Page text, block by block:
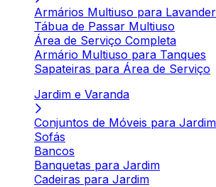
Armários Multiuso para
Tábua de Passar Multiuso
Área de Serviço Completa
Armário Multiuso para Tanques
Sapateiras para Área de Serviço
Jardim e Varanda
Conjuntos de Móveis para Jardim
Sofás
Bancos
Banquetas para Jardim
Cadeiras para Jardim